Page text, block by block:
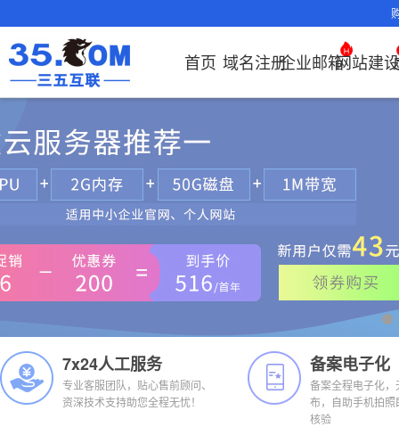
首页 域名注册
域名注册
域名价格总览
近期促销
Whois查询
备案中心
域名转入
SSL证书
域名
企业邮箱
企业邮箱
EDM邮件营销
决方案
企业沟通解决
企业数字化解
决方案
问题
邮局解析
置使用指南
企业邮箱
书
企业邮箱
网站建
刺猬响站
微信小程序
定制及品牌建
站
谷易搜
海外加速
Google优化&
推广
网站
问题
经济型
全能型
独享型
外贸型
老型号
代理型
数据库产品
企业数字化解决方案
AI扫描/修复
基础版
标准版
高级版
方案
云服务器常见
IPV6转换服务
如何选择
服务器网
云OA
OKR
人脉云名片
方案
企业云办公解
企业数字化解
决方案
OA有哪些
如何创建
怎么创建
SSL证书
申请
国密证书
DigiCert
GeoTrust
TrustAsia
我的证书
谷易搜
Google优
化&推广
运营
海外加速
方案
外贸数字营销
要用CDN？
如何接入
如何管理
如何查询
况？
CDN流量
费？
7x24人工服务
专业客服团队，贴心售前顾问、
资深技术支持助您全程无忧！
备案电子化
备案全程电子化，
布，自助手机拍照
核验